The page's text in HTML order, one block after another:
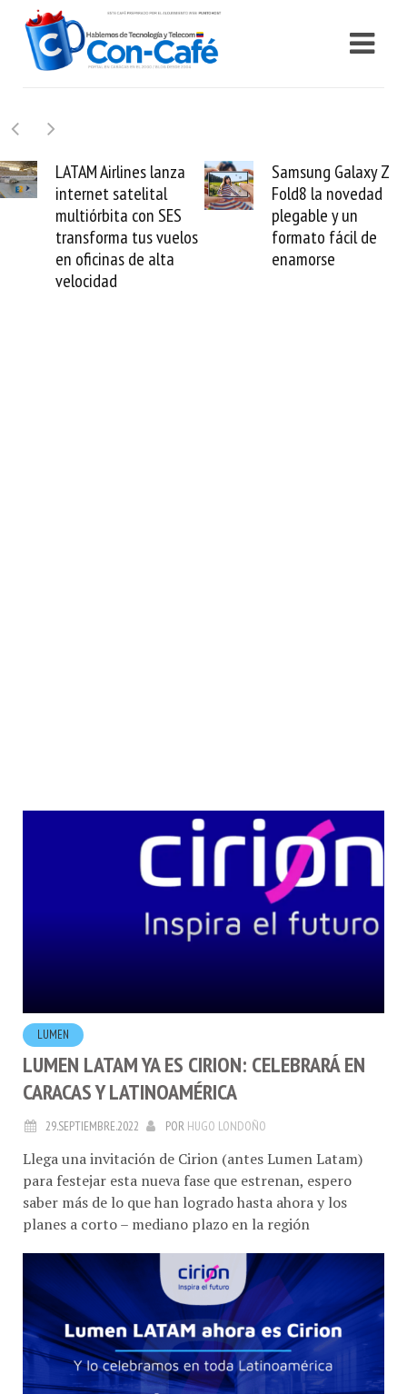
LATAM Airlines lanza
internet satelital
multiórbita con SES
transforma tus vuelos
en oficinas de alta
velocidad
Samsung Galaxy Z
Fold8 la novedad
plegable y un
formato fácil de
enamorse
LUMEN
LUMEN LATAM YA ES CIRION: CELEBRARÁ EN
CARACAS Y LATINOAMÉRICA
29.SEPTIEMBRE.2022 POR HUGO LONDOÑO
Llega una invitación de Cirion (antes Lumen Latam)
para festejar esta nueva fase que estrenan, espero
saber más de lo que han logrado hasta ahora y los
planes a corto – mediano plazo en la región